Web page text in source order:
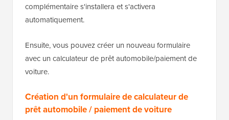
complémentaire s'installera et s'activera
automatiquement.
Ensuite, vous pouvez créer un nouveau formulaire
avec un calculateur de prêt automobile/paiement de
voiture.
Création d'un formulaire de calculateur de
prêt automobile / paiement de voiture